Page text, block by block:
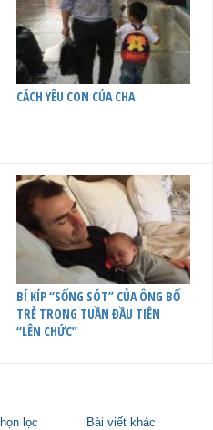
CÁCH YÊU CON CỦA CHA
BÍ KÍP “SỐNG SÓT” CỦA ÔNG BỐ
TRẺ TRONG TUẦN ĐẦU TIÊN
“LÊN CHỨC”
lọc
Bài viết khác